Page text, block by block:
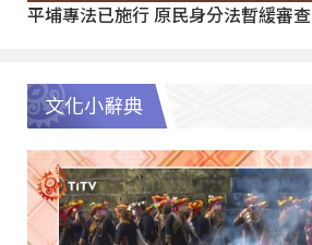
平埔專法已施行 原民身分法暫緩審查
文化小辭典